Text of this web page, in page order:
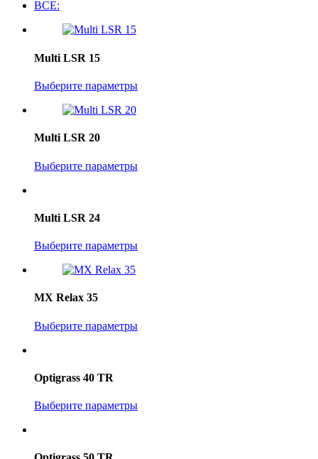
ВСЕ:
Multi LSR 15
Выберите параметры
Multi LSR 20
Выберите параметры
Multi LSR 24
Выберите параметры
MX Relax 35
Выберите параметры
Optigrass 40 TR
Выберите параметры